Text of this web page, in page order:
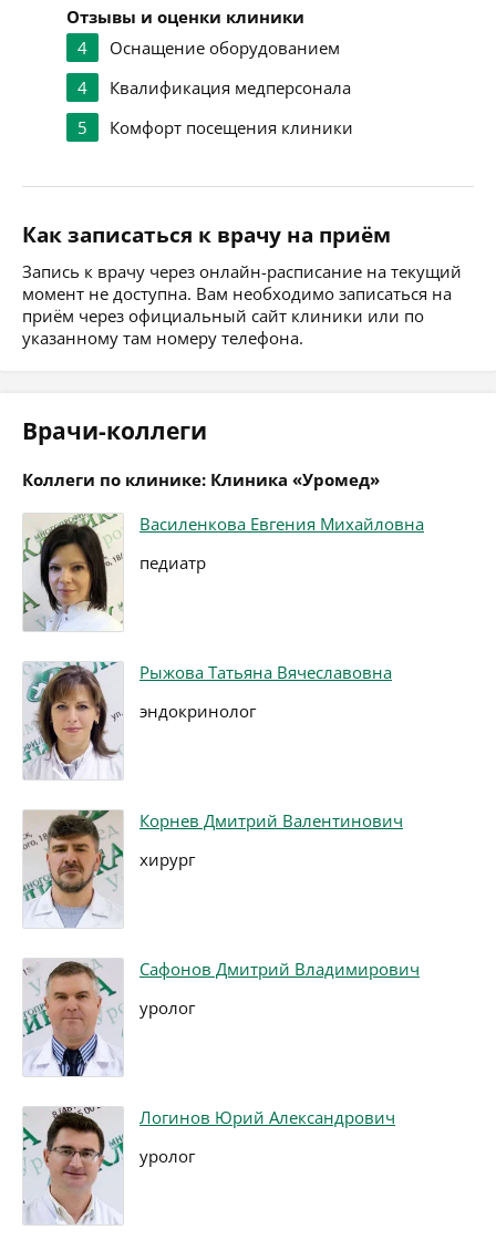
Отзывы и оценки клиники
4
Оснащение оборудованием
4
Квалификация медперсонала
5
Комфорт посещения клиники
Как записаться к врачу на приём
Запись к врачу через онлайн-расписание на текущий
момент не доступна. Вам необходимо записаться на
приём через официальный сайт клиники или по
указанному там номеру телефона.
Врачи-коллеги
Коллеги по клинике: Клиника «Уромед»
Василенкова Евгения Михайловна
педиатр
Рыжова Татьяна Вячеславовна
эндокринолог
Корнев Дмитрий Валентинович
хирург
Сафонов Дмитрий Владимирович
уролог
Логинов Юрий Александрович
уролог